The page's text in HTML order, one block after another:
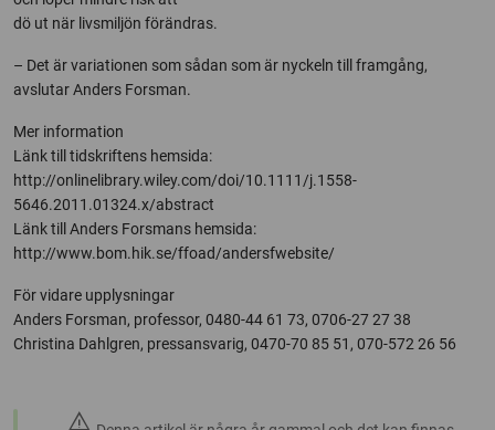
dö ut när livsmiljön förändras.
– Det är variationen som sådan som är nyckeln till framgång,
avslutar Anders Forsman.
Mer information
Länk till tidskriftens hemsida:
http://onlinelibrary.wiley.com/doi/10.1111/j.1558-
5646.2011.01324.x/abstract
Länk till Anders Forsmans hemsida:
http://www.bom.hik.se/ffoad/andersfwebsite/
För vidare upplysningar
Anders Forsman, professor, 0480-44 61 73, 0706-27 27 38
Christina Dahlgren, pressansvarig, 0470-70 85 51, 070-572 26 56
warning